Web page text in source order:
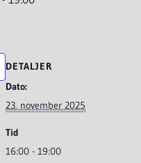
DETALJER
Dato:
23. november 2025
Tid
16:00 - 19:00